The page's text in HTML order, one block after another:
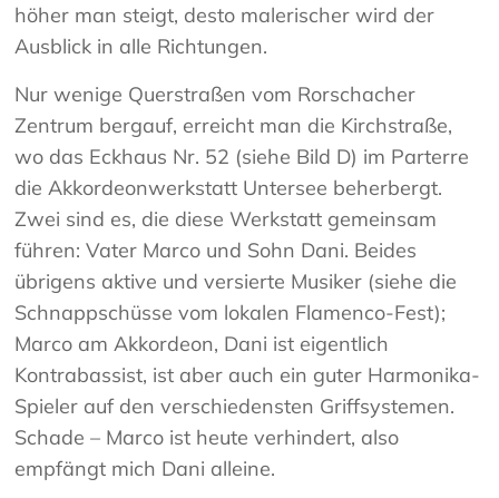
höher man steigt, desto malerischer wird der
Ausblick in alle Richtungen.
Nur wenige Querstraßen vom Rorschacher
Zentrum bergauf, erreicht man die Kirchstraße,
wo das Eckhaus Nr. 52 (siehe Bild D) im Parterre
die Akkordeonwerkstatt Untersee beherbergt.
Zwei sind es, die diese Werkstatt gemeinsam
führen: Vater Marco und Sohn Dani. Beides
übrigens aktive und versierte Musiker (siehe die
Schnappschüsse vom lokalen Flamenco-Fest);
Marco am Akkordeon, Dani ist eigentlich
Kontrabassist, ist aber auch ein guter Harmonika-
Spieler auf den verschiedensten Griffsystemen.
Schade – Marco ist heute verhindert, also
empfängt mich Dani alleine.